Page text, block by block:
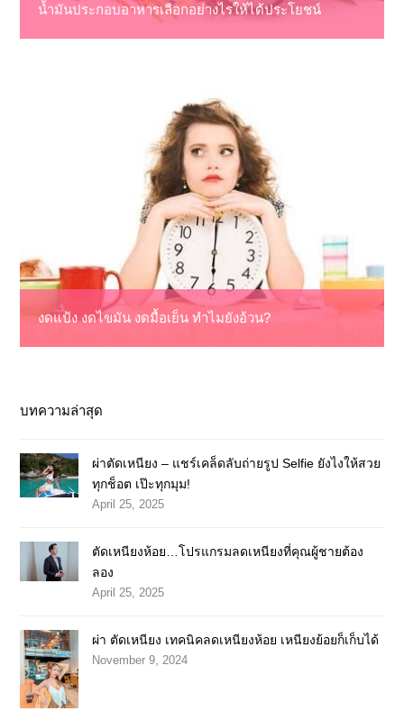
น้ำมันประกอบอาหารเลือกอย่างไรให้ได้ประโยชน์
งดแป้ง งดไขมัน งดมื้อเย็น ทำไมยังอ้วน?
บทความล่าสุด
ผ่าตัดเหนียง – แชร์เคล็ดลับถ่ายรูป Selfie ยังไงให้สวย
ทุกช็อต เป๊ะทุกมุม!
April 25, 2025
ตัดเหนียงห้อย…โปรแกรมลดเหนียงที่คุณผู้ชายต้อง
ลอง
April 25, 2025
ผ่า ตัดเหนียง เทคนิคลดเหนียงห้อย เหนียงย้อยก็เก็บได้
November 9, 2024